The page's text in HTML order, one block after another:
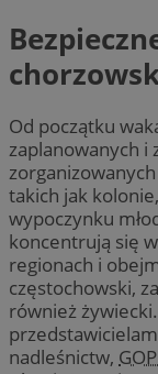
Od początku
zaplanowanych i
takich jak
wypoczynku
koncentrują się
regionach i
częstochowski,
również
nadleśnictw,